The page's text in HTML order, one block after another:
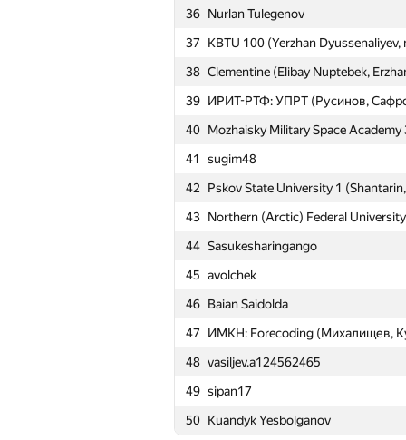
36 Nurlan Tulegenov
37
KBTU 100 (Yerzhan Dyussenaliyev,
38 Clementine (Elibay Nuptebek,
39 ИРИТ-РТФ: УПРТ (Русинов,
40 Mozhaisky Military Space Academy
41
sugim48
42
Pskov State University 1
43 Northern (Arctic) Federal
44 Sasukesharingango
45 avolchek
46 Baian Saidolda
47
ИМКН: Forecoding (Михалищев,
48 vasiljev.a124562465
49 sipan17
50 Kuandyk Yesbolganov
12
nekonyaso (logicmachine, (nは自然
13
KBTU Arlans (Pernekhan
14
BUET Onion (kaysar abdullah
15 Kirino
16
ИМКН: Dandelion (Меркурьев,
17
SPb State University 2
18
HellKitsune
19
SPb ITMO University 3 (Podtelkin,
20
SPb State University 5 (Simonov,
21
SPb State University 1 (Andreev,
22
SPb State University 3 (Avdyukhin,
23
hedgehogs2014
24 SPb ITMO University 2 (Yakutov,
25
SPb Academic University 2
26
SPb Academic University 1